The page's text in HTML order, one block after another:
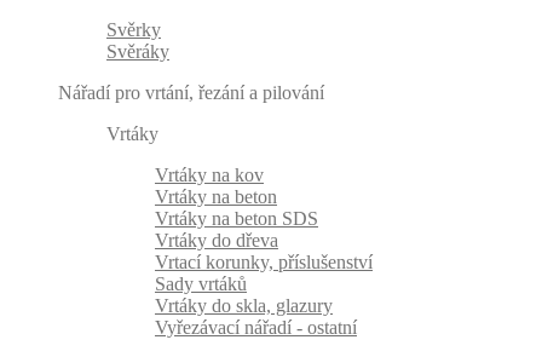
Svěrky
Svěráky
Nářadí pro vrtání, řezání a pilování
Vrtáky
Vrtáky na kov
Vrtáky na beton
Vrtáky na beton SDS
Vrtáky do dřeva
Vrtací korunky, příslušenství
Sady vrtáků
Vrtáky do skla, glazury
Vyřezávací nářadí - ostatní